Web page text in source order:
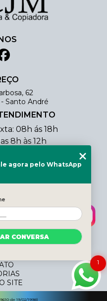
62
Santo André
08h ás 18h
8h às 12h
0354
3206
SITE
de 19/02/1998)
1
agora pelo WhatsApp
CONVERSA